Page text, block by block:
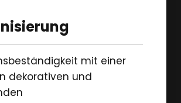
mit einer
dekorativen und